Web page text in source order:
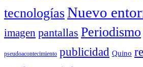
tecnologíasNuevo
imagen pantallas Periodismo
pseudoacontecimiento publicidad Quino